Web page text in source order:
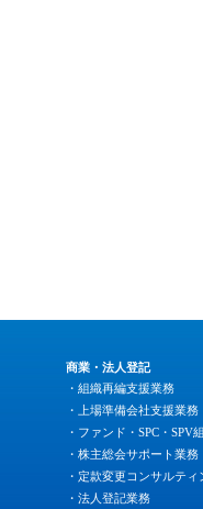
商業・法人登記
・組織再編支援業務
・上場準備会社支援業務
・ファンド・SPC・SPV
・株主総会サポート業務
・定款変更コンサルティ
・法人登記業務